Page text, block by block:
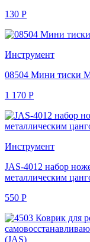
130 Р
Инструмент
08504 Мини тиски
1 170 Р
Инструмент
JAS-4012 набор
металлическим
550 Р